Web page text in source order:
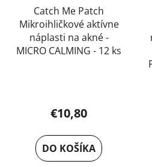
Catch Me Patch
Mikroihličkové aktívne
náplasti na akné -
MICRO CALMING - 12 ks
€10,80
DO KOŠÍKA